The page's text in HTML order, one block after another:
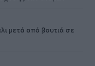
μετά από βουτιά σε